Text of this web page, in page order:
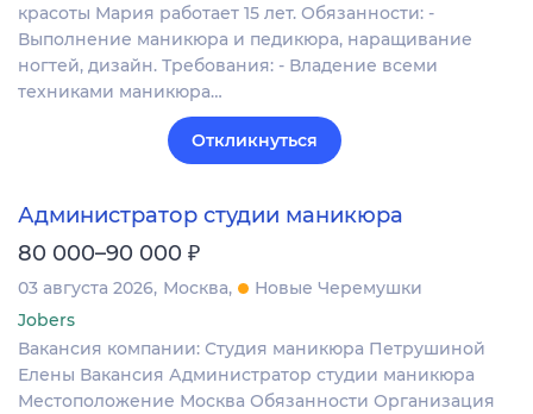
красоты Мария работает 15 лет. Обязанности: -
Выполнение маникюра и педикюра, наращивание
ногтей, дизайн. Требования: - Владение всеми
техниками маникюра…
Откликнуться
Администратор студии маникюра
80 000–90 000 ₽
03 августа 2026 Москва
Новые Черемушки
Jobers
Вакансия компании: Студия маникюра Петрушиной
Елены Вакансия Администратор студии маникюра
Местоположение Москва Обязанности Организация